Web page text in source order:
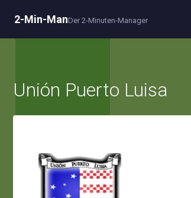
2-Min-ManDer 2-Minuten-Manager
Unión Puerto Luisa